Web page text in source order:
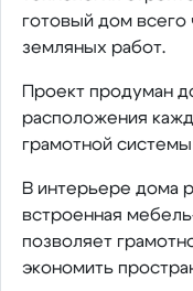
готовый дом всего
земляных работ.
Проект продуман
расположения
грамотной
В интерьере дома
встроенная
позволяет
экономить